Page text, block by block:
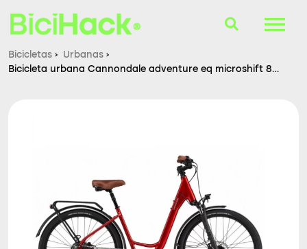
Accesorios
Consultorio
Blog
Bicicletas › Urbanas ›
Bicicleta urbana Cannondale adventure eq microshift 8v